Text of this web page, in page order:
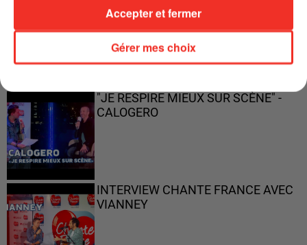
"ON N'EST PAS DES PARENTS
PARFAITS"
"JE RESPIRE MIEUX SUR SCÈNE" -
CALOGERO
INTERVIEW CHANTE FRANCE AVEC
VIANNEY
Gérer mes choix
Accepter et fermer